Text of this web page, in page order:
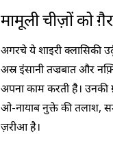
मामूली चीज़ों को
अगरचे ये शाइरी क्लासिकी
अस्र इंसानी तज्रबात और
अपना काम करती है।
ओ-नायाब नुक्ते की तलाश,
ज़रीआ है।